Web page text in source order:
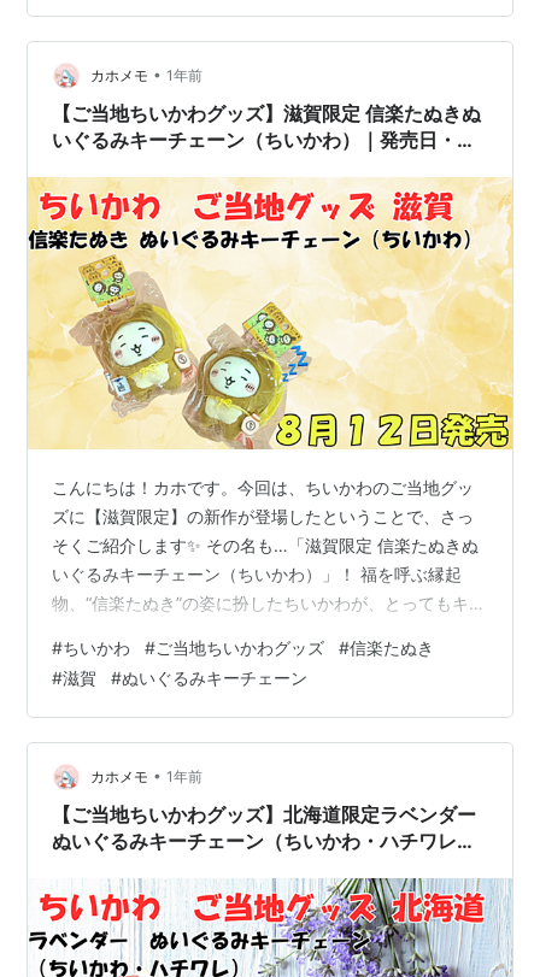
メモ 埼玉限定「深谷ねぎぬいぐるみキーチェーン（うさ
ぎ）」とは？ 【販売開始日】 【ラインナップ】 取扱い
開始日時・店舗 通販で購入できる？ 関連リンク：埼玉の
ご当地ちいかわグッズ …
カホメモ • 1年前
【ご当地ちいかわグッズ】滋賀限定 信楽たぬきぬ
いぐるみキーチェーン（ちいかわ）｜発売日・取
こんにちは！カホです。今回は、ちいかわのご当地グッ
ズに【滋賀限定】の新作が登場したということで、さっ
そくご紹介します✨ その名も…「滋賀限定 信楽たぬきぬ
いぐるみキーチェーン（ちいかわ）」！ 福を呼ぶ縁起
物、“信楽たぬき”の姿に扮したちいかわが、とってもキュ
品の取扱い店舗・通販情報をわかりやすくまとめてご紹
介しますね！ ＜あわせて読みたい＞ ご当地ちいかわグッ
ズ記事一覧 滋賀限定「信楽たぬきぬいぐるみキーチェー
ン（ちいかわ）」とは？ 【販売開始日】 【ラインナッ
プ】 取扱い店舗 通販で買える？ 関連リンク：滋賀のご
当地ちいかわグッズ まとめ：信…
#ちいかわ #ご当地ちいかわグッズ #信楽たぬき
#滋賀 #ぬいぐるみキーチェーン
カホメモ • 1年前
【ご当地ちいかわグッズ】北海道限定ラベンダー
ぬいぐるみキーチェーン（ちいかわ・ハチワレ）